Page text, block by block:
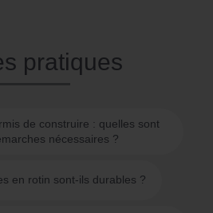
pratiques
de construire : quelles sont
nécessaires ?
en rotin sont-ils durables ?